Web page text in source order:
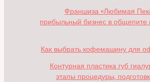
Франшиза «Любимая
прибыльный бизнес в общепите
Как выбрать кофемашину для
Контурная пластика губ
этапы процедуры,